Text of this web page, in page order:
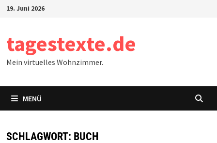
Zum19. Juni 2026
tagestexte.de
Mein virtuelles Wohnzimmer.
MENÜ
SCHLAGWORT: BUCH